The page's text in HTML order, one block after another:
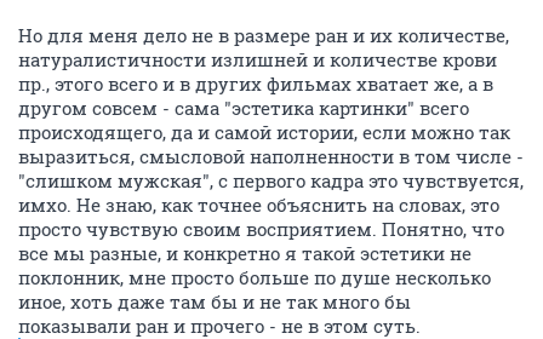
Но для меня дело не в размере ран и их количестве,
натуралистичности излишней и количестве крови
пр., этого всего и в других фильмах хватает же, а в
другом совсем - сама "эстетика картинки" всего
происходящего, да и самой истории, если можно так
выразиться, смысловой наполненности в том числе -
"слишком мужская", с первого кадра это чувствуется,
имхо. Не знаю, как точнее объяснить на словах, это
просто чувствую своим восприятием. Понятно, что
все мы разные, и конкретно я такой эстетики не
поклонник, мне просто больше по душе несколько
иное, хоть даже там бы и не так много бы
показывали ран и прочего - не в этом суть.